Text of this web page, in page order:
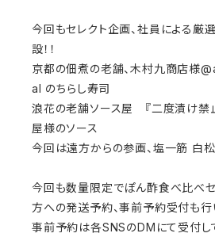
今回もセレクト企画、社員による厳
設！！
京都の佃煮の老舗、木村九商店様
al のちらし寿司
浪花の老舗ソース屋 『二度漬け禁
屋様のソース
今回は遠方からの参画、塩一筋 白
今回も数量限定でぽん酢食べ比べセ
方への発送予約、事前予約受付も行
事前予約は各SNSのDMにて受付し